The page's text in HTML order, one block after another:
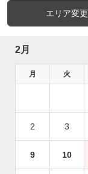
エリア変更
2月
月 火
2 3
9 10